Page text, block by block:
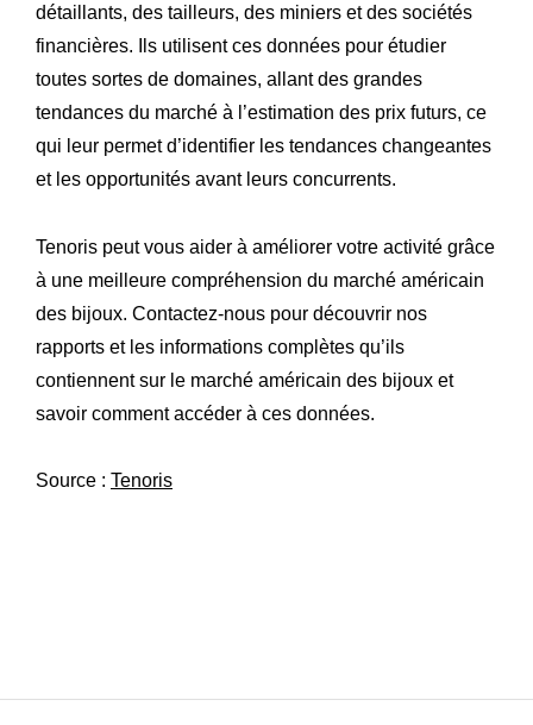
détaillants, des tailleurs, des miniers et des sociétés
financières. Ils utilisent ces données pour étudier
toutes sortes de domaines, allant des grandes
tendances du marché à l’estimation des prix futurs, ce
qui leur permet d’identifier les tendances changeantes
et les opportunités avant leurs concurrents.
Tenoris peut vous aider à améliorer votre activité grâce
à une meilleure compréhension du marché américain
des bijoux. Contactez-nous pour découvrir nos
rapports et les informations complètes qu’ils
contiennent sur le marché américain des bijoux et
savoir comment accéder à ces données.
Source : Tenoris